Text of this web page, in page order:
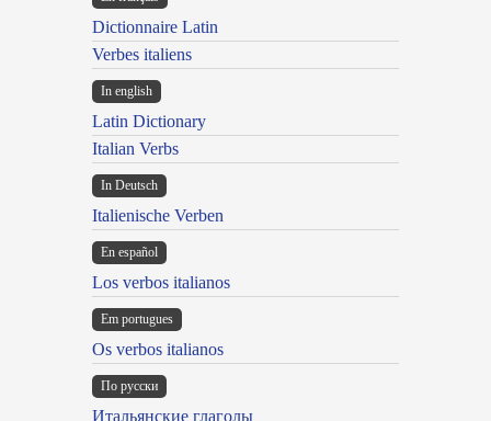
Dictionnaire Latin
Verbes italiens
In english
Latin Dictionary
Italian Verbs
In Deutsch
Italienische Verben
En español
Los verbos italianos
Em portugues
Os verbos italianos
По русски
Итальянские глаголы